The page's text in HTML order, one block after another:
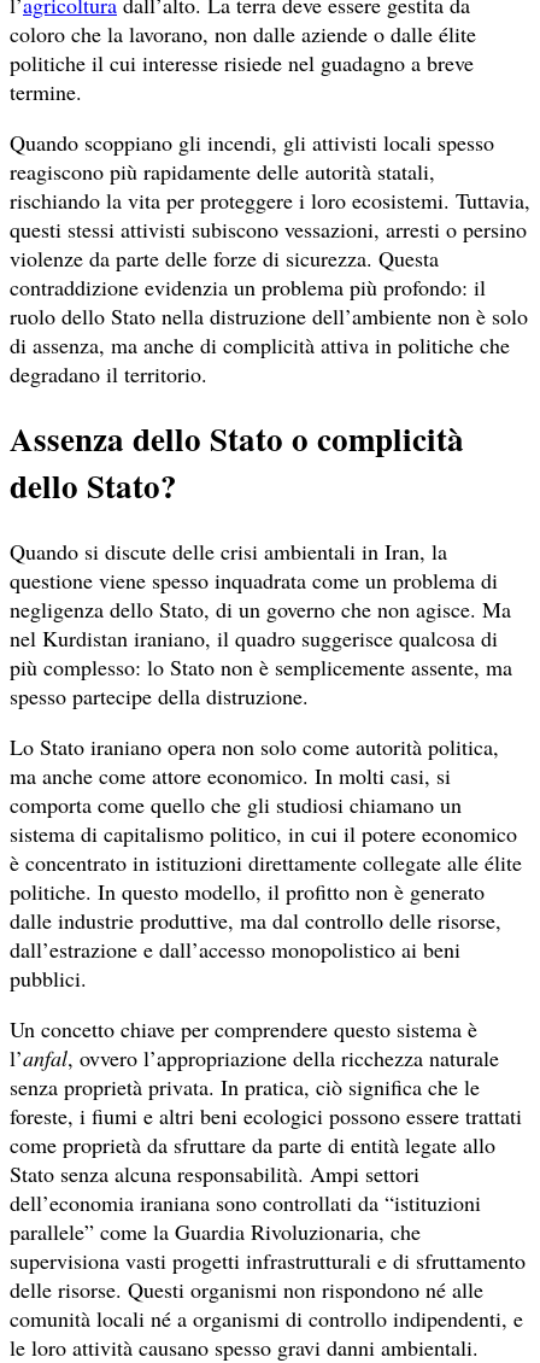
coloro che la lavorano, non dalle aziende o dalle élite
politiche il cui interesse risiede nel guadagno a breve
termine.
Quando scoppiano gli incendi, gli attivisti locali spesso
reagiscono più rapidamente delle autorità statali,
rischiando la vita per proteggere i loro ecosistemi. Tuttavia,
questi stessi attivisti subiscono vessazioni, arresti o persino
violenze da parte delle forze di sicurezza. Questa
contraddizione evidenzia un problema più profondo: il
ruolo dello Stato nella distruzione dell’ambiente non è solo
di assenza, ma anche di complicità attiva in politiche che
degradano il territorio.
Assenza dello Stato o complicità
dello Stato?
Quando si discute delle crisi ambientali in Iran, la
questione viene spesso inquadrata come un problema di
negligenza dello Stato, di un governo che non agisce. Ma
nel Kurdistan iraniano, il quadro suggerisce qualcosa di
più complesso: lo Stato non è semplicemente assente, ma
spesso partecipe della distruzione.
Lo Stato iraniano opera non solo come autorità politica,
ma anche come attore economico. In molti casi, si
comporta come quello che gli studiosi chiamano un
sistema di capitalismo politico, in cui il potere economico
è concentrato in istituzioni direttamente collegate alle élite
politiche. In questo modello, il profitto non è generato
dalle industrie produttive, ma dal controllo delle risorse,
dall’estrazione e dall’accesso monopolistico ai beni
pubblici.
Un concetto chiave per comprendere questo sistema è
l’anfal, ovvero l’appropriazione della ricchezza naturale
senza proprietà privata. In pratica, ciò significa che le
foreste, i fiumi e altri beni ecologici possono essere trattati
come proprietà da sfruttare da parte di entità legate allo
Stato senza alcuna responsabilità. Ampi settori
dell’economia iraniana sono controllati da “istituzioni
parallele” come la Guardia Rivoluzionaria, che
supervisiona vasti progetti infrastrutturali e di sfruttamento
delle risorse. Questi organismi non rispondono né alle
comunità locali né a organismi di controllo indipendenti, e
le loro attività causano spesso gravi danni ambientali.